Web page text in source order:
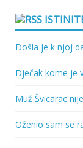
Došla je k njoj
Dječak kome je
Muž Švicarac
Oženio sam se